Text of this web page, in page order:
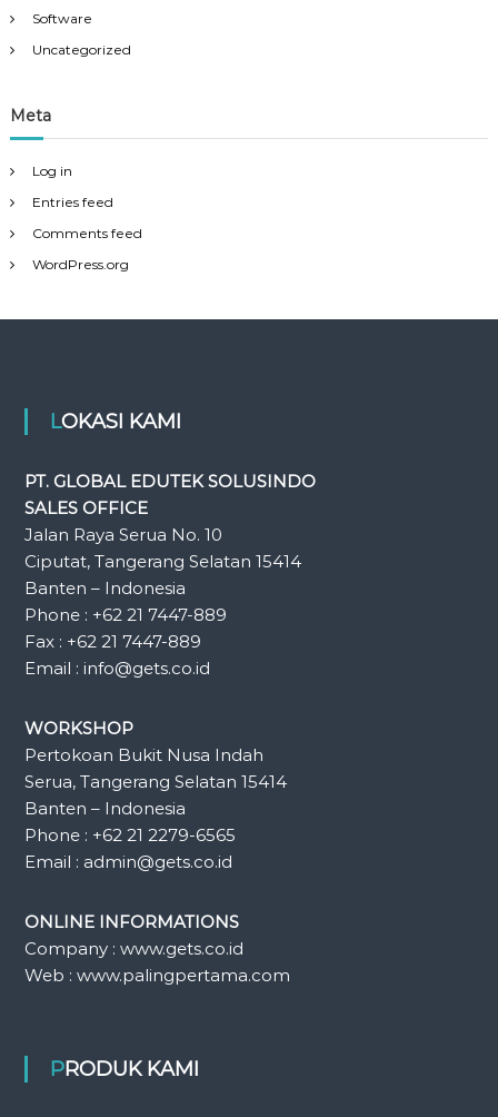
Software
Uncategorized
Meta
Log in
Entries feed
Comments feed
WordPress.org
LOKASI KAMI
PT. GLOBAL EDUTEK SOLUSINDO
SALES OFFICE
Jalan Raya Serua No. 10
Ciputat, Tangerang Selatan 15414
Banten – Indonesia
Phone : +62 21 7447-889
Fax : +62 21 7447-889
Email : info@gets.co.id
WORKSHOP
Pertokoan Bukit Nusa Indah
Serua, Tangerang Selatan 15414
Banten – Indonesia
Phone : +62 21 2279-6565
Email : admin@gets.co.id
ONLINE INFORMATIONS
Company : www.gets.co.id
Web : www.palingpertama.com
PRODUK KAMI